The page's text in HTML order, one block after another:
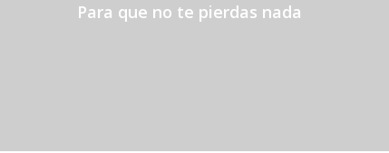
Para que no te pierdas nada